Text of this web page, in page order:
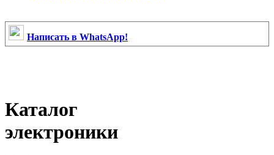
Написать в WhatsApp!
Каталог
электроники